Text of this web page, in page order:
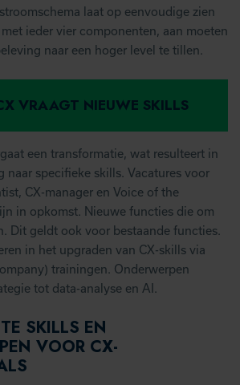
laat op eenvoudige zien
ieder vier componenten, aan moeten
naar een hoger level te tillen.
VRAAGT NIEUWE SKILLS
een transformatie, wat resulteert in
naar specifieke skills. Vacatures voor
CX-manager en Voice of the
in opkomst. Nieuwe functies die om
Dit geldt ook voor bestaande functies.
in het upgraden van CX-skills via
trainingen. Onderwerpen
tot data-analyse en AI.
SKILLS EN
VOOR CX-